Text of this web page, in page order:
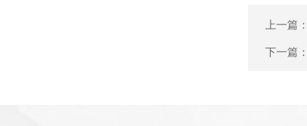
上一篇
下一篇